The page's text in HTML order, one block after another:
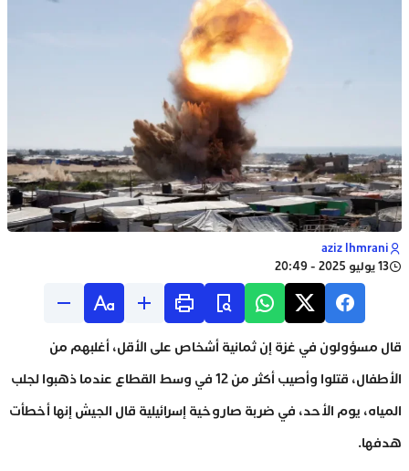
aziz lhmrani
13 يوليو 2025 - 20:49
قال مسؤولون في غزة إن ثمانية أشخاص على الأقل، أغلبهم من
الأطفال، قتلوا وأصيب أكثر من 12 في وسط القطاع عندما ذهبوا لجلب
المياه، يوم الأحد، في ضربة صاروخية إسرائيلية قال الجيش إنها أخطأت
هدفها.